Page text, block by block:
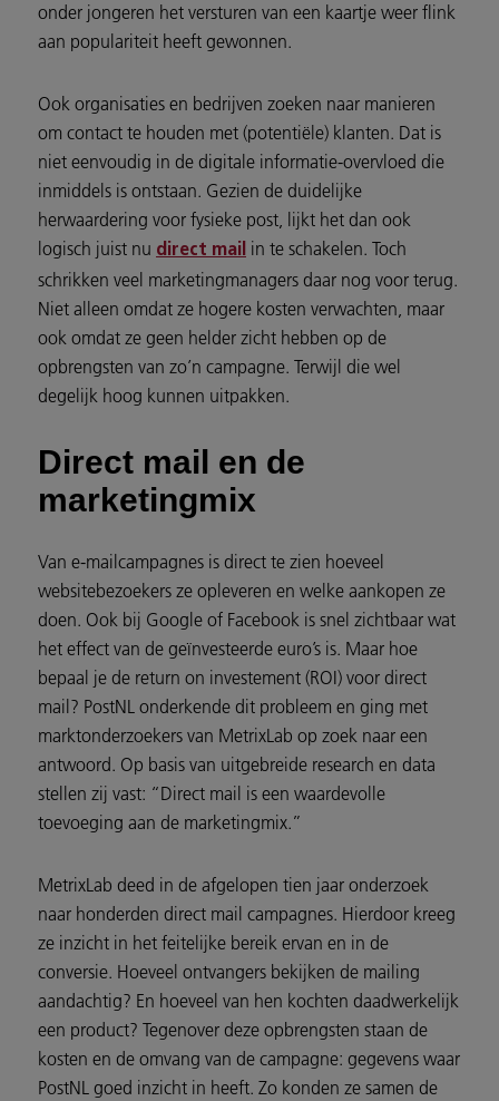
onder jongeren het versturen van een kaartje weer flink
aan populariteit heeft gewonnen.
Ook organisaties en bedrijven zoeken naar manieren
om contact te houden met (potentiële) klanten. Dat is
niet eenvoudig in de digitale informatie-overvloed die
inmiddels is ontstaan. Gezien de duidelijke
herwaardering voor fysieke post, lijkt het dan ook
logisch juist nu direct mail in te schakelen. Toch
schrikken veel marketingmanagers daar nog voor terug.
Niet alleen omdat ze hogere kosten verwachten, maar
ook omdat ze geen helder zicht hebben op de
opbrengsten van zo’n campagne. Terwijl die wel
degelijk hoog kunnen uitpakken.
Direct mail en de
marketingmix
Van e-mailcampagnes is direct te zien hoeveel
websitebezoekers ze opleveren en welke aankopen ze
doen. Ook bij Google of Facebook is snel zichtbaar wat
het effect van de geïnvesteerde euro’s is. Maar hoe
bepaal je de return on investement (ROI) voor direct
mail? PostNL onderkende dit probleem en ging met
marktonderzoekers van MetrixLab op zoek naar een
antwoord. Op basis van uitgebreide research en data
stellen zij vast: “Direct mail is een waardevolle
toevoeging aan de marketingmix.”
MetrixLab deed in de afgelopen tien jaar onderzoek
naar honderden direct mail campagnes. Hierdoor kreeg
ze inzicht in het feitelijke bereik ervan en in de
conversie. Hoeveel ontvangers bekijken de mailing
aandachtig? En hoeveel van hen kochten daadwerkelijk
een product? Tegenover deze opbrengsten staan de
kosten en de omvang van de campagne: gegevens waar
PostNL goed inzicht in heeft. Zo konden ze samen de